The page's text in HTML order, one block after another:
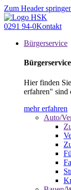
Zum Header
0291 94-0Kontakt
Bürgerservice
Bürgerservice
Hier finden
erfahren" sind
mehr erfahren
Auto/